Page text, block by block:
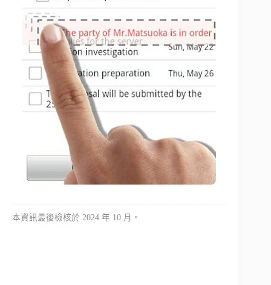
本資訊最後檢核於 2024 年 10 月。